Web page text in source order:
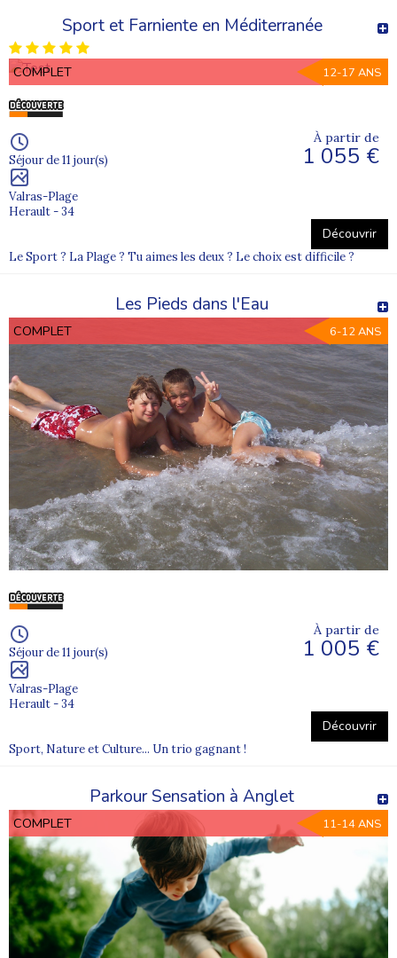
Sport et Farniente en Méditerranée
COMPLET 12-17 ANS
Séjour de 11 jour(s)
Valras-Plage
Herault - 34
À partir de
1 055 €
Découvrir
Le Sport ? La Plage ? Tu aimes les deux ? Le choix est difficile ?
Les Pieds dans l'Eau
COMPLET 6-12 ANS
Séjour de 11 jour(s)
Valras-Plage
Herault - 34
À partir de
1 005 €
Découvrir
Sport, Nature et Culture... Un trio gagnant !
Parkour Sensation à Anglet
COMPLET 11-14 ANS